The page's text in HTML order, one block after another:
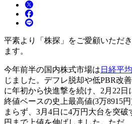
平素より「株探」をご愛顧いただ
ます。
今年前半の国内株式市場は 日経平
じました。デフレ脱却や低PBR改
に年初から快進撃を続け、2月22日
終値ベースの史上最高値(3万8915
まらず、3月4日に4万円大台を突破
円まで上値を伸ばしました。ただ